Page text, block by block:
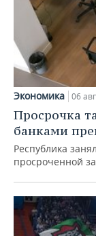
Экономика 06
Просрочка
банками
Республика
просроченной